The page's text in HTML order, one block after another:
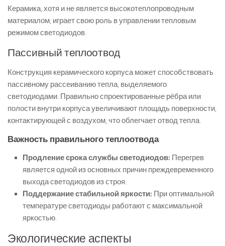
Керамика, хотя и не является высокотеплопроводным
материалом, играет свою роль в управлении тепловым
режимом светодиодов.
Пассивный теплоотвод
Конструкция керамического корпуса может способствовать
пассивному рассеиванию тепла, выделяемого
светодиодами. Правильно спроектированные рёбра или
полости внутри корпуса увеличивают площадь поверхности,
контактирующей с воздухом, что облегчает отвод тепла.
Важность правильного теплоотвода
Продление срока службы светодиодов: Перегрев
является одной из основных причин преждевременного
выхода светодиодов из строя.
Поддержание стабильной яркости: При оптимальной
температуре светодиоды работают с максимальной
яркостью.
Экологические аспекты